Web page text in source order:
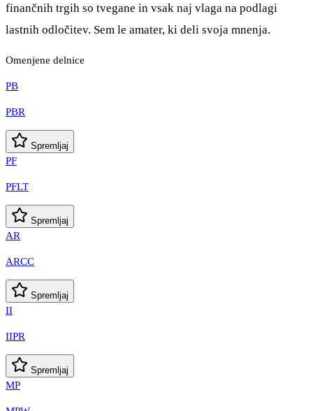
finančnih trgih so tvegane in vsak naj vlaga na podlagi
lastnih odločitev. Sem le amater, ki deli svoja mnenja.
Omenjene delnice
PB
PBR
Spremljaj
PF
PFLT
Spremljaj
AR
ARCC
Spremljaj
II
IIPR
Spremljaj
MP